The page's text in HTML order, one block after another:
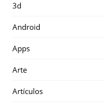
3d
Android
Apps
Arte
Artículos